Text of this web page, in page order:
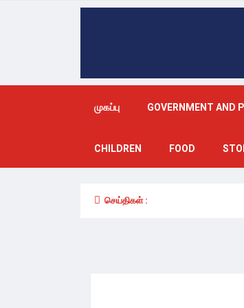
முகப்பு GOVERNMENT AND
CHILDREN FOOD
செய்திகள் :